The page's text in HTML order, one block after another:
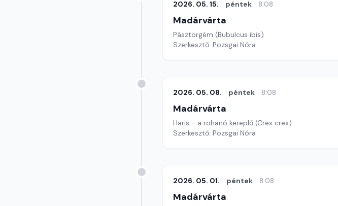
2026. 05. 15. péntek 8:08
Madárvárta
Pásztorgém (Bubulcus ibis)
Szerkesztő: Pozsgai Nóra
2026. 05. 08. péntek 8:08
Madárvárta
Haris - a rohanó kereplő (Crex crex)
Szerkesztő: Pozsgai Nóra
2026. 05. 01. péntek 8:08
Madárvárta